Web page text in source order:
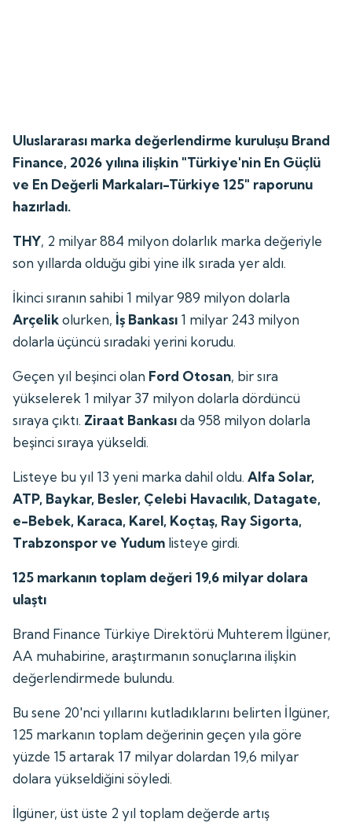
Uluslararası marka değerlendirme kuruluşu Brand
Finance, 2026 yılına ilişkin "Türkiye'nin En Güçlü
ve En Değerli Markaları-Türkiye 125" raporunu
hazırladı.
THY, 2 milyar 884 milyon dolarlık marka değeriyle
son yıllarda olduğu gibi yine ilk sırada yer aldı.
İkinci sıranın sahibi 1 milyar 989 milyon dolarla
Arçelikolurken, İş Bankası 1 milyar 243 milyon
dolarla üçüncü sıradaki yerini korudu.
Geçen yıl beşinci olan Ford Otosan, bir sıra
yükselerek 1 milyar 37 milyon dolarla dördüncü
sıraya çıktı. Ziraat Bankasıda 958 milyon dolarla
beşinci sıraya yükseldi.
Listeye bu yıl 13 yeni marka dahil oldu.Alfa Solar,
ATP, Baykar, Besler, Çelebi Havacılık, Datagate,
e-Bebek, Karaca, Karel, Koçtaş, Ray Sigorta,
Trabzonspor ve Yudum listeye girdi.
125 markanın toplam değeri 19,6 milyar dolara
ulaştı
Brand Finance Türkiye Direktörü Muhterem İlgüner,
AA muhabirine, araştırmanın sonuçlarına ilişkin
değerlendirmede bulundu.
Bu sene 20'nci yıllarını kutladıklarını belirten İlgüner,
125 markanın toplam değerinin geçen yıla göre
yüzde 15 artarak 17 milyar dolardan 19,6 milyar
dolara yükseldiğini söyledi.
İlgüner, üst üste 2 yıl toplam değerde artış